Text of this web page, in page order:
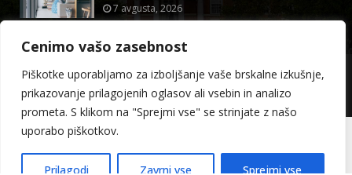
Cenimo vašo zasebnost
Piškotke uporabljamo za izboljšanje vaše brskalne izkušnje,
prikazovanje prilagojenih oglasov ali vsebin in analizo
prometa. S klikom na "Sprejmi vse" se strinjate z našo
uporabo piškotkov.
Prilagodi Zavrni vse Sprejmi vse
7 avgusta, 2026
@2023 - stormdragon.us. All Right Reserved.
O meni Kontakt